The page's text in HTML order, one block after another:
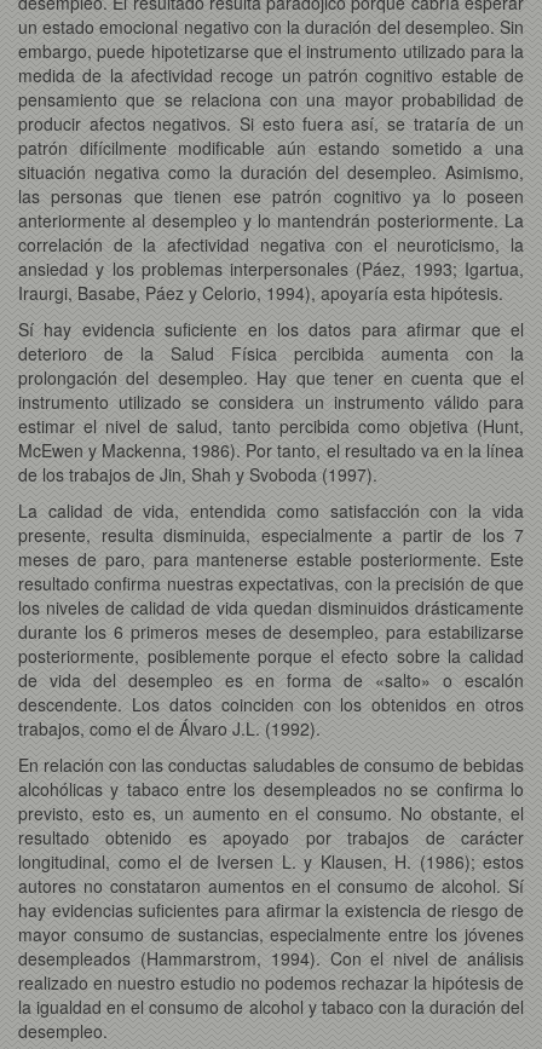
un estado emocional negativo con la duración del desempleo. Sin
embargo, puede hipotetizarse que el instrumento utilizado para la
medida de la afectividad recoge un patrón cognitivo estable de
pensamiento que se relaciona con una mayor probabilidad de
producir afectos negativos. Si esto fuera así, se trataría de un
patrón difícilmente modificable aún estando sometido a una
situación negativa como la duración del desempleo. Asimismo,
las personas que tienen ese patrón cognitivo ya lo poseen
anteriormente al desempleo y lo mantendrán posteriormente. La
correlación de la afectividad negativa con el neuroticismo, la
ansiedad y los problemas interpersonales (Páez, 1993; Igartua,
Iraurgi, Basabe, Páez y Celorio, 1994), apoyaría esta hipótesis.
Sí hay evidencia suficiente en los datos para afirmar que el
deterioro de la Salud Física percibida aumenta con la
prolongación del desempleo. Hay que tener en cuenta que el
instrumento utilizado se considera un instrumento válido para
estimar el nivel de salud, tanto percibida como objetiva (Hunt,
McEwen y Mackenna, 1986). Por tanto, el resultado va en la línea
de los trabajos de Jin, Shah y Svoboda (1997).
La calidad de vida, entendida como satisfacción con la vida
presente, resulta disminuida, especialmente a partir de los 7
meses de paro, para mantenerse estable posteriormente. Este
resultado confirma nuestras expectativas, con la precisión de que
los niveles de calidad de vida quedan disminuidos drásticamente
durante los 6 primeros meses de desempleo, para estabilizarse
posteriormente, posiblemente porque el efecto sobre la calidad
de vida del desempleo es en forma de «salto» o escalón
descendente. Los datos coinciden con los obtenidos en otros
trabajos, como el de Álvaro J.L. (1992).
En relación con las conductas saludables de consumo de bebidas
alcohólicas y tabaco entre los desempleados no se confirma lo
previsto, esto es, un aumento en el consumo. No obstante, el
resultado obtenido es apoyado por trabajos de carácter
longitudinal, como el de Iversen L. y Klausen, H. (1986); estos
autores no constataron aumentos en el consumo de alcohol. Sí
hay evidencias suficientes para afirmar la existencia de riesgo de
mayor consumo de sustancias, especialmente entre los jóvenes
desempleados (Hammarstrom, 1994). Con el nivel de análisis
realizado en nuestro estudio no podemos rechazar la hipótesis de
la igualdad en el consumo de alcohol y tabaco con la duración del
desempleo.